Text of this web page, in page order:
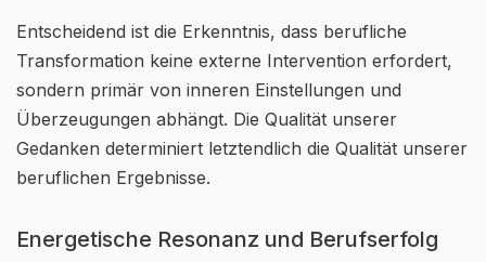
Entscheidend ist die Erkenntnis, dass berufliche
Transformation keine externe Intervention erfordert,
sondern primär von inneren Einstellungen und
Überzeugungen abhängt. Die Qualität unserer
Gedanken determiniert letztendlich die Qualität unserer
beruflichen Ergebnisse.
Energetische Resonanz und Berufserfolg